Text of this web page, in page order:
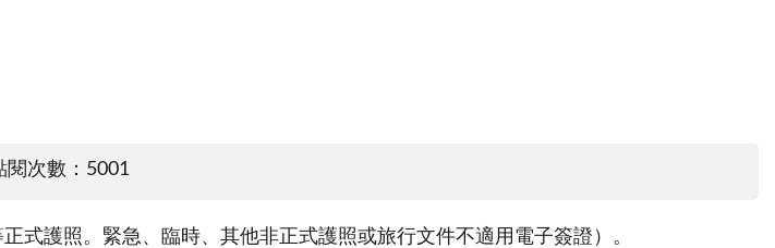
閱次數：5001
式護照。緊急、臨時、其他非正式護照或旅行文件不適用電子簽證）。